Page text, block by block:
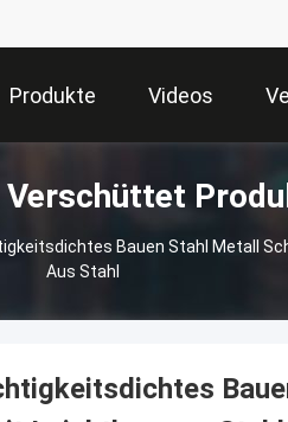
Produkte Videos
Bauen Stahl Metall
Aus Stahl